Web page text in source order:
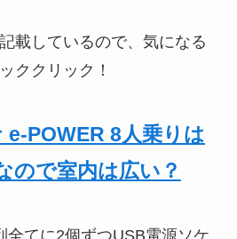
載しているので、気になる
ククリック！
e-POWER 8人乗りは
ので室内は広い？
全てに2個ずつUSB電源ソケ